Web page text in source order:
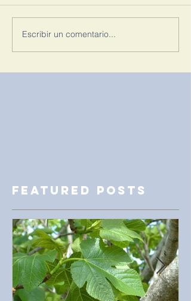
Escribir un comentario...
Featured Posts